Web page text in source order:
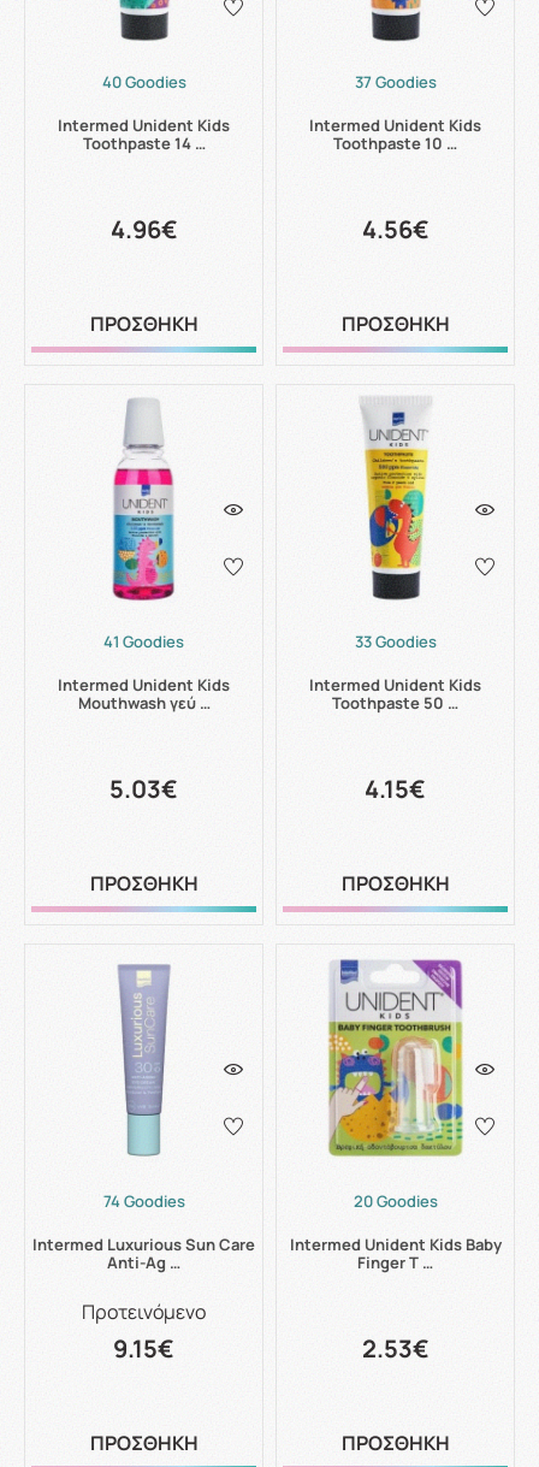
40 Goodies
Intermed Unident Kids
Toothpaste 14 …
4.96€
ΠΡΟΣΘΗΚΗ
37 Goodies
Intermed Unident Kids
Toothpaste 10 …
4.56€
ΠΡΟΣΘΗΚΗ
41 Goodies
Intermed Unident Kids
Mouthwash γεύ …
5.03€
ΠΡΟΣΘΗΚΗ
33 Goodies
Intermed Unident Kids
Toothpaste 50 …
4.15€
ΠΡΟΣΘΗΚΗ
74 Goodies
Intermed Luxurious Sun Care
Anti-Ag …
Προτεινόμενο
9.15€
ΠΡΟΣΘΗΚΗ
20 Goodies
Intermed Unident Kids Baby
Finger T …
2.53€
ΠΡΟΣΘΗΚΗ